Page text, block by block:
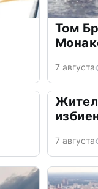
Том
7 августа
7 августа